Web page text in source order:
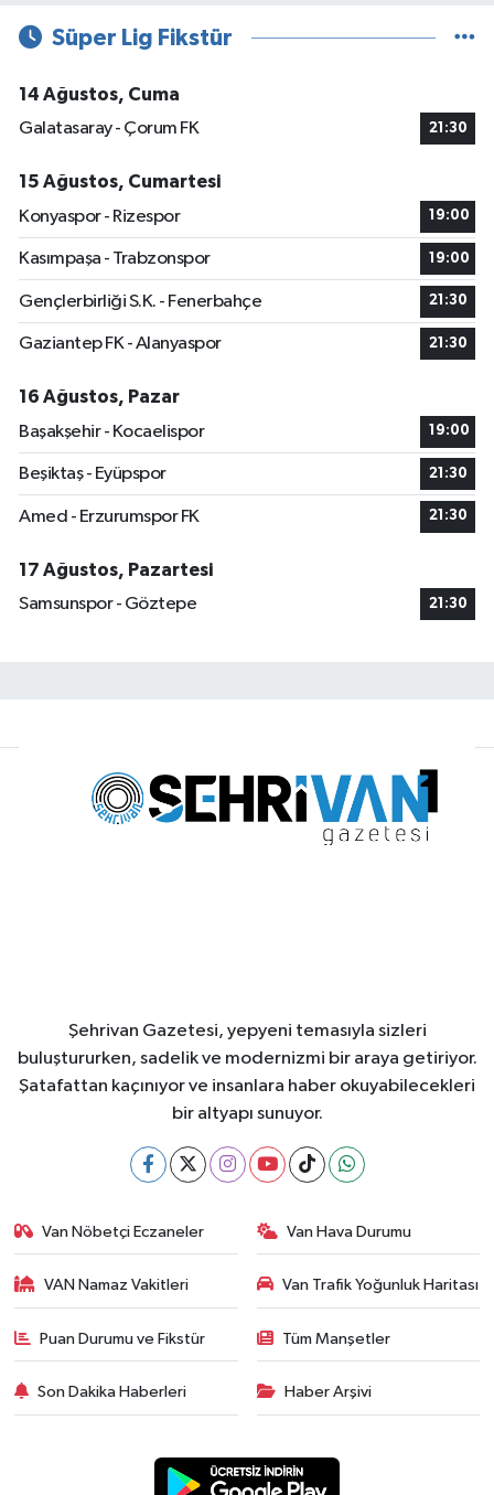
Süper Lig Fikstür
14 Ağustos, Cuma
Galatasaray - Çorum FK
21:30
15 Ağustos, Cumartesi
Konyaspor - Rizespor
19:00
Kasımpaşa - Trabzonspor 19:00
Gençlerbirliği S.K. - Fenerbahçe 21:30
Gaziantep FK - Alanyaspor 21:30
16 Ağustos, Pazar
Başakşehir - Kocaelispor
19:00
Beşiktaş - Eyüpspor 21:30
Amed - Erzurumspor FK 21:30
17 Ağustos, Pazartesi
Samsunspor - Göztepe
21:30
Şehrivan Gazetesi, yepyeni temasıyla sizleri
buluştururken, sadelik ve modernizmi bir araya getiriyor.
Şatafattan kaçınıyor ve insanlara haber okuyabilecekleri
bir altyapı sunuyor.
Van Nöbetçi Eczaneler Van Hava Durumu
VAN Namaz Vakitleri Van Trafik Yoğunluk Haritası
Puan Durumu ve Fikstür Tüm Manşetler
Son Dakika Haberleri Haber Arşivi